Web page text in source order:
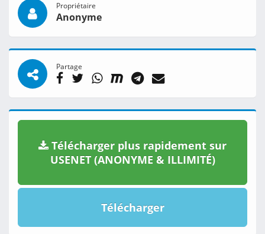
Propriétaire
Anonyme
Partage
Télécharger plus rapidement sur
USENET (ANONYME & ILLIMITÉ)
Télécharger